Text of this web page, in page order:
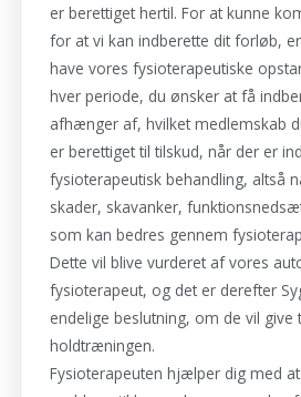
er berettiget hertil. For at kunne
for at vi kan indberette dit forløb,
have vores fysioterapeutiske
hver periode, du ønsker at få
afhænger af, hvilket medlemskab
er berettiget til tilskud, når der er
fysioterapeutisk behandling, altså
skader, skavanker,
som kan bedres gennem
Dette vil blive vurderet af vores
fysioterapeut, og det er derefter
endelige beslutning, om de vil give
holdtræningen.
Fysioterapeuten hjælper dig med